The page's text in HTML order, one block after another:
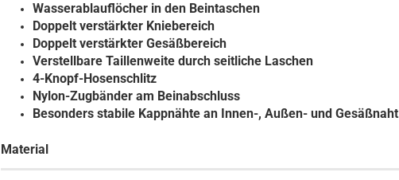
Wasserablauflöcher in den Beintaschen
Doppelt verstärkter Kniebereich
Doppelt verstärkter Gesäßbereich
Verstellbare Taillenweite durch seitliche Laschen
4-Knopf-Hosenschlitz
Nylon-Zugbänder am Beinabschluss
Besonders stabile Kappnähte an Innen-, Außen- und Gesäßnaht
Material